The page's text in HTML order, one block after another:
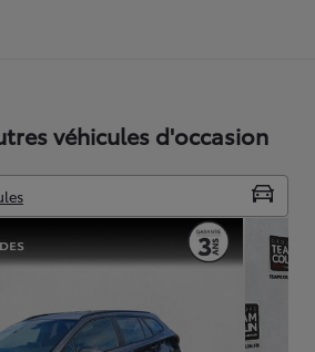
véhicules d'occasion